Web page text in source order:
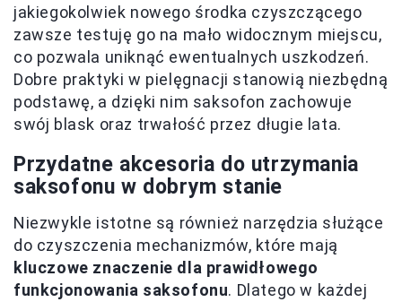
jakiegokolwiek nowego środka czyszczącego
zawsze testuję go na mało widocznym miejscu,
co pozwala uniknąć ewentualnych uszkodzeń.
Dobre praktyki w pielęgnacji stanowią niezbędną
podstawę, a dzięki nim saksofon zachowuje
swój blask oraz trwałość przez długie lata.
Przydatne akcesoria do utrzymania
saksofonu w dobrym stanie
Niezwykle istotne są również narzędzia służące
do czyszczenia mechanizmów, które mają
kluczowe znaczenie dla prawidłowego
funkcjonowania saksofonu. Dlatego w każdej